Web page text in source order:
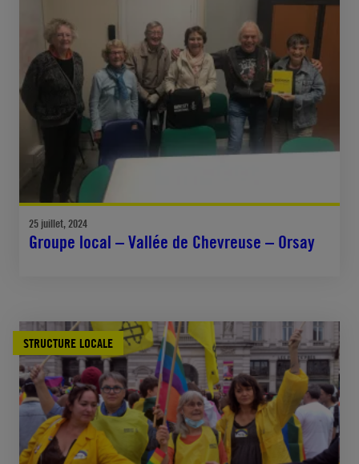
25 juillet, 2024
Groupe local – Vallée de Chevreuse – Orsay
STRUCTURE LOCALE